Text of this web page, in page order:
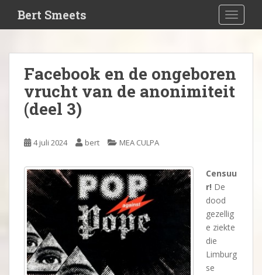
i
Bert Smeets
Facebook en de ongeboren
vrucht van de anonimiteit
(deel 3)
4 juli 2024 bert MEA CULPA
Censuu
r! De
dood
gezellig
e ziekte
die
Limburg
se